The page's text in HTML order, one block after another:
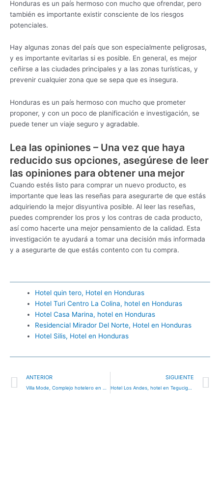
Honduras es un país hermoso con mucho que ofrendar, pero
también es importante existir consciente de los riesgos
potenciales.
Hay algunas zonas del país que son especialmente peligrosas,
y es importante evitarlas si es posible. En general, es mejor
ceñirse a las ciudades principales y a las zonas turísticas, y
prevenir cualquier zona que se sepa que es insegura.
Honduras es un país hermoso con mucho que prometer
proponer, y con un poco de planificación e investigación, se
puede tener un viaje seguro y agradable.
Lea las opiniones – Una vez que haya
reducido sus opciones, asegúrese de leer
las opiniones para obtener una mejor
Cuando estés listo para comprar un nuevo producto, es
importante que leas las reseñas para asegurarte de que estás
adquiriendo la mejor disyuntiva posible. Al leer las reseñas,
puedes comprender los pros y los contras de cada producto,
así como hacerte una mejor pensamiento de la calidad. Esta
investigación te ayudará a tomar una decisión más informada
y a asegurarte de que estás contento con tu compra.
Hotel quin tero, Hotel en Honduras
Hotel Turi Centro La Colina, hotel en Honduras
Hotel Casa Marina, hotel en Honduras
Residencial Mirador Del Norte, Hotel en Honduras
Hotel Silis, Hotel en Honduras
Ant
ANTERIOR SIGUIENTE